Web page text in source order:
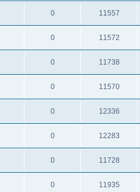
0 11557
0 11572
0 11738
0 11570
0 12336
0 12283
0 11728
0 11935